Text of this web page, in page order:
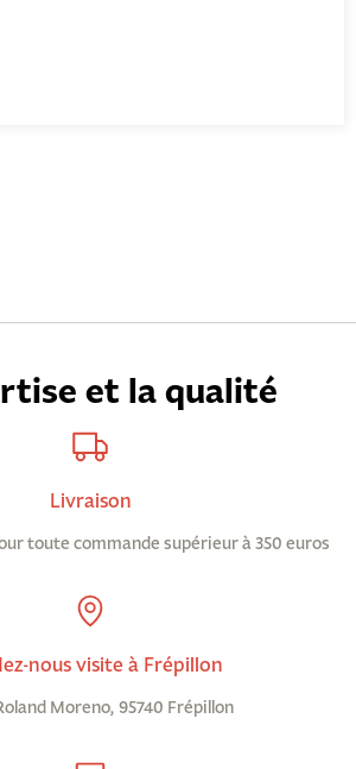
et la qualité
Livraison
toute commande supérieur à 350 euros
nous visite à Frépillon
Moreno, 95740 Frépillon